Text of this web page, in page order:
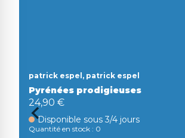
patrick espel, patrick espel
Pyrénées prodigieuses
24,90 €
Disponible sous 3/4 jours
Quantité en stock : 0